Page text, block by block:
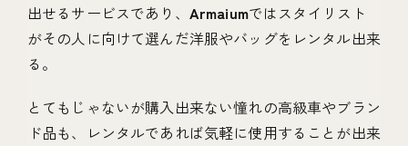
出せるサービスであり、 Armaiumではスタイリスト
がその人に向けて選んだ洋服やバッグをレンタル出来
る。
とてもじゃないが購入出来ない憧れの高級車やブラン
ド品も、レンタルであれば気軽に使用することが出来